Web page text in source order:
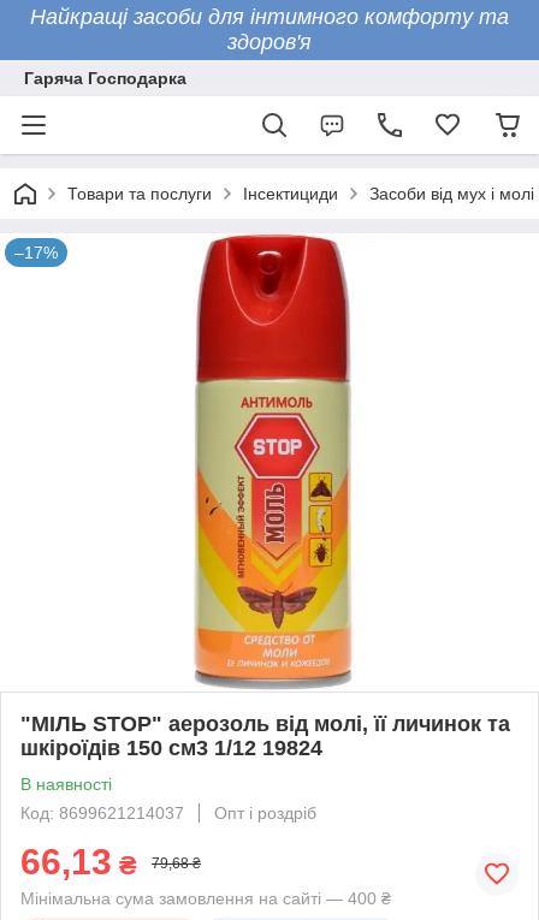
Найкращі засоби для інтимного комфорту та
здоров'я
Гаряча Господарка
Товари та послуги Інсектициди Засоби від мух і молі
–17%
"МІЛЬ STOP" аерозоль від молі, її личинок та
шкіроїдів 150 см3 1/12 19824
В наявності
Код: 8699621214037
Опт і роздріб
66,13 ₴ 79,68 ₴
Мінімальна сума замовлення на сайті — 400 ₴